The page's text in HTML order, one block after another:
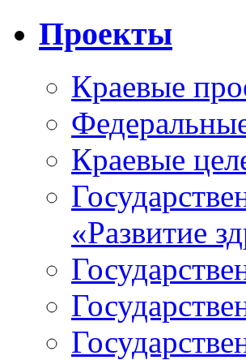
Проекты
Краевые
Краевые
«Развитие